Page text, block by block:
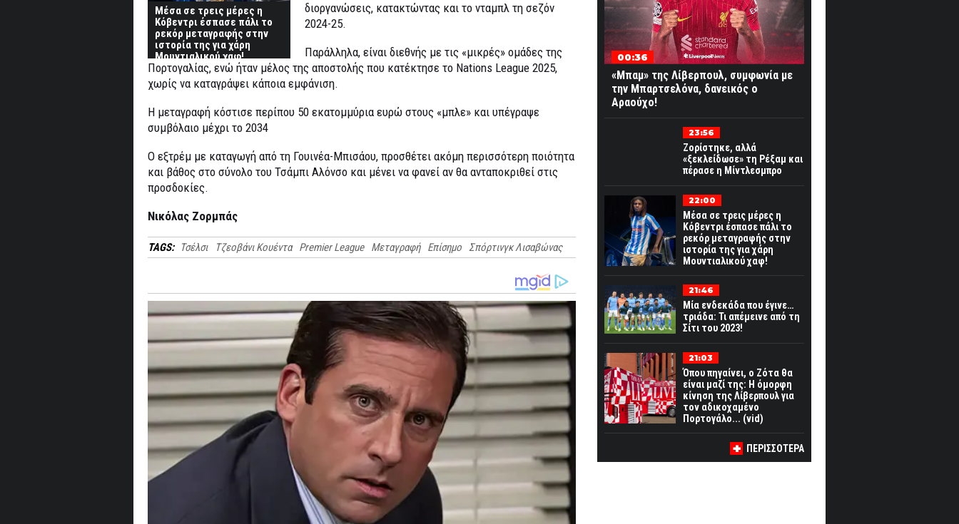
Μέσα σε τρεις μέρες η
Κόβεντρι έσπασε πάλι το
ρεκόρ μεταγραφής στην
ιστορία της για χάρη
Μουντιαλικού χαφ!
διοργανώσεις, κατακτώντας και το νταμπλ τη σεζόν
2024-25.
Παράλληλα, είναι διεθνής με τις «μικρές» ομάδες της
Πορτογαλίας, ενώ ήταν μέλος της αποστολής που κατέκτησε το Nations League 2025,
χωρίς να καταγράψει κάποια εμφάνιση.
Η μεταγραφή κόστισε περίπου 50 εκατομμύρια ευρώ στους «μπλε» και υπέγραψε
συμβόλαιο μέχρι το 2034
Ο εξτρέμ με καταγωγή από τη Γουινέα-Μπισάου, προσθέτει ακόμη περισσότερη ποιότητα
και βάθος στο σύνολο του Τσάμπι Αλόνσο και μένει να φανεί αν θα ανταποκριθεί στις
προσδοκίες.
Νικόλας Ζορμπάς
TAGS: Τσέλσι Τζεοβάνι Κουέντα Premier League Μεταγραφή Επίσημο Σπόρτινγκ Λισαβώνας
00:36
«Μπαμ» της Λίβερπουλ, συμφωνία με
την Μπαρτσελόνα, δανεικός ο
Αραούχο!
23:56
Ζορίστηκε, αλλά
«ξεκλείδωσε» τη Ρέξαμ και
πέρασε η Μίντλεσμπρο
22:00
Μέσα σε τρεις μέρες η
Κόβεντρι έσπασε πάλι το
ρεκόρ μεταγραφής στην
ιστορία της για χάρη
Μουντιαλικού χαφ!
21:46
Μία ενδεκάδα που έγινε…
τριάδα: Τι απέμεινε από τη
Σίτι του 2023!
21:03
Όπου πηγαίνει, ο Ζότα θα
είναι μαζί της: Η όμορφη
κίνηση της Λίβερπουλ για
τον αδικοχαμένο
Πορτογάλο... (vid)
ΠΕΡΙΣΣΟΤΕΡΑ